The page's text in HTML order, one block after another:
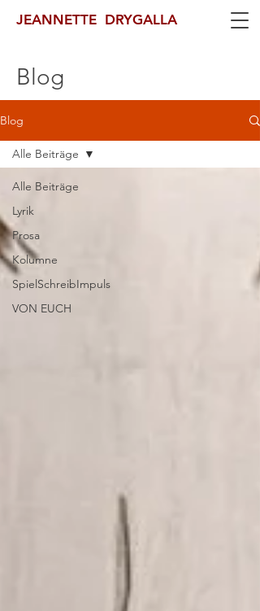
JEANNETTE DRYGALLA
Blog
Blog
Alle Beiträge
Lyrik
Prosa
Kolumne
SpielSchreibImpuls
VON EUCH
Alle Beiträge